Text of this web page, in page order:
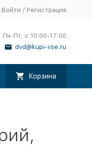
Войти / Регистрация
Пн-Пт, с 10:00-17:00
dvd@kupi-vse.ru
Корзина